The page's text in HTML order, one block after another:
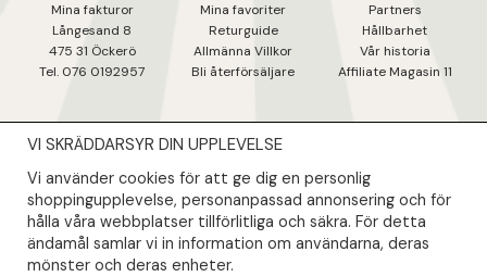
Mina fakturor
Långesand 8
475 31 Öckerö
Tel. 076 0192957
Mina favoriter
Returguide
Allmänna Villkor
Bli återförsäljare
Partners
Hållbarhet
Vår historia
Affiliate Magasin 11
NYHETSBREV
Såklart skall du ta del av våra bästa erbjudanden & nyheter!
Din mail kommer endast användas till våra nyhetsbrev.
VI SKRÄDDARSYR DIN UPPLEVELSE
Vi använder cookies för att ge dig en personlig
shoppingupplevelse, personanpassad annonsering och för
hålla våra webbplatser tillförlitliga och säkra. För detta
ändamål samlar vi in information om användarna, deras
mönster och deras enheter.